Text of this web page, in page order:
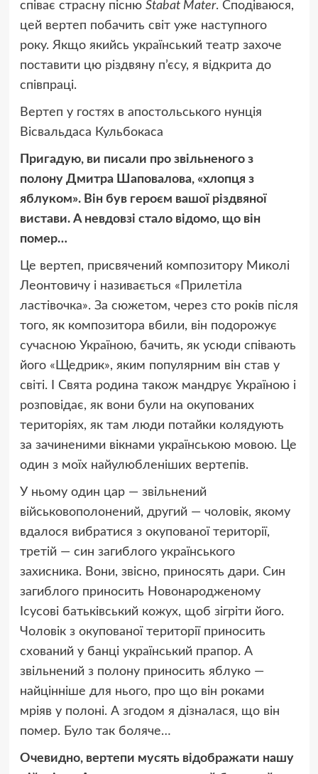
співає страсну пісню Stabat Mater. Сподіваюся,
цей вертеп побачить світ уже наступного
року. Якщо якийсь український театр захоче
поставити цю різдвяну п’єсу, я відкрита до
співпраці.
Вертеп у гостях в апостольського нунція
Вісвальдаса Кульбокаса
Пригадую, ви писали про звільненого з
полону Дмитра Шаповалова, «хлопця з
яблуком». Він був героєм вашої різдвяної
вистави. А невдовзі стало відомо, що він
помер…
Це вертеп, присвячений композитору Миколі
Леонтовичу і називається «Прилетіла
ластівочка». За сюжетом, через сто років після
того, як композитора вбили, він подорожує
сучасною Україною, бачить, як усюди співають
його «Щедрик», яким популярним він став у
світі. І Свята родина також мандрує Україною і
розповідає, як вони були на окупованих
територіях, як там люди потайки колядують
за зачиненими вікнами українською мовою. Це
один з моїх найулюбленіших вертепів.
У ньому один цар — звільнений
військовополонений, другий — чоловік, якому
вдалося вибратися з окупованої території,
третій — син загиблого українського
захисника. Вони, звісно, приносять дари. Син
загиблого приносить Новонародженому
Ісусові батьківський кожух, щоб зігріти його.
Чоловік з окупованої території приносить
схований у банці український прапор. А
звільнений з полону приносить яблуко —
найцінніше для нього, про що він роками
мріяв у полоні. А згодом я дізналася, що він
помер. Було так боляче…
Очевидно, вертепи мусять відображати нашу